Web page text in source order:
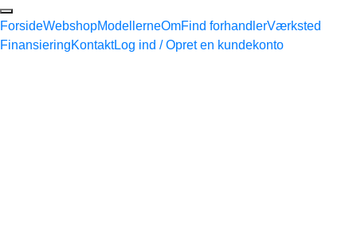
ForsideWebshopModellerneOmFind forhandlerVærksted
FinansieringKontaktLog ind / Opret en kundekonto